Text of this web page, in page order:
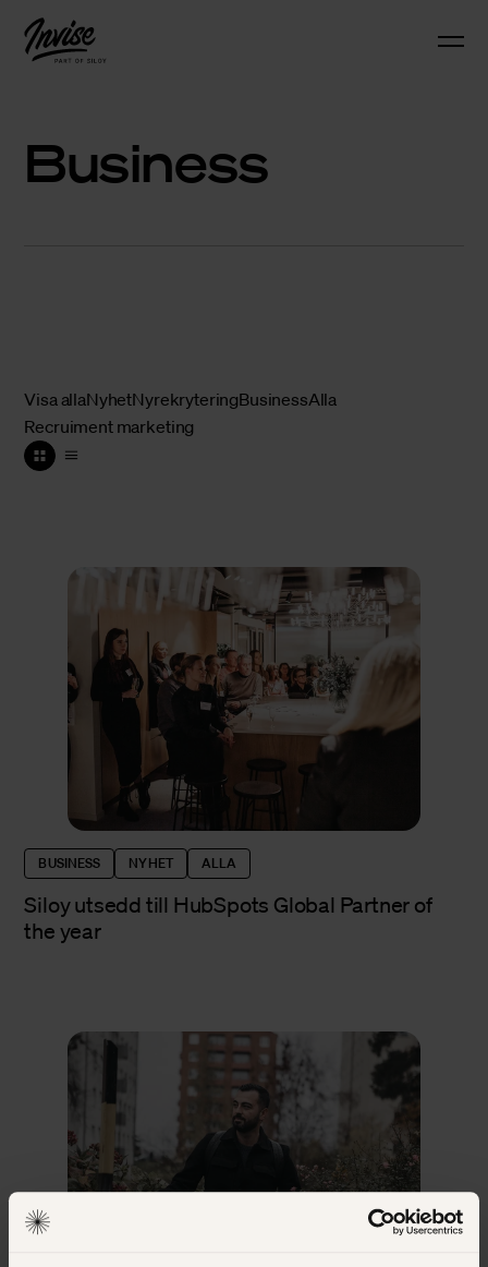
Business
Visa allaNyhetNyrekryteringBusinessAlla
Recruiment marketing
BUSINESS NYHET ALLA
Siloy utsedd till HubSpots Global Partner of
the year